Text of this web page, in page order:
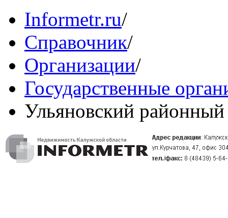
Informetr.ru/
Справочник/
Организации/
Государственные
Ульяновский районный